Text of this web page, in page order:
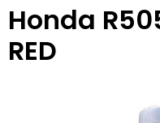
Honda
RED